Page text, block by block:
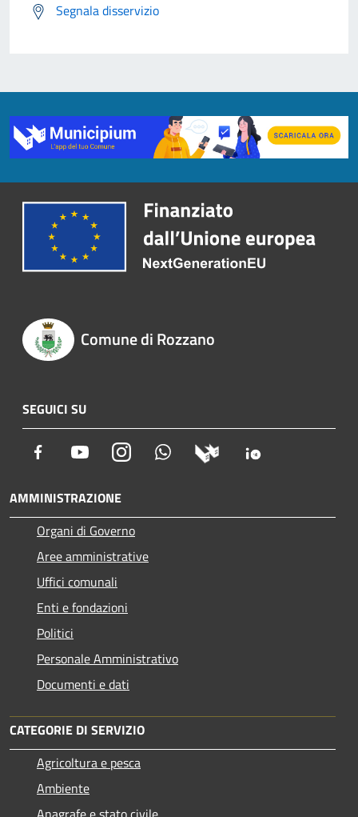
Segnala disservizio
Comune di Rozzano
SEGUICI SU
Facebook YoutubeInstagram Whatsapp
AMMINISTRAZIONE
Organi di Governo
Aree amministrative
Uffici comunali
Enti e fondazioni
Politici
Personale Amministrativo
Documenti e dati
CATEGORIE DI SERVIZIO
Agricoltura e pesca
Ambiente